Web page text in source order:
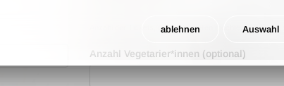
Anzahl der Tickets, die Sie bestellen möchten
Anzahl Vegetarier*innen (optional)
ablehnen Auswahl